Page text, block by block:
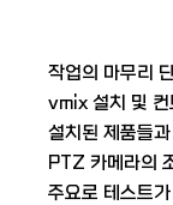
작업의 마무리 단
vmix 설치 및 컨
설치된 제품들
PTZ 카메라의
주요로 테스트